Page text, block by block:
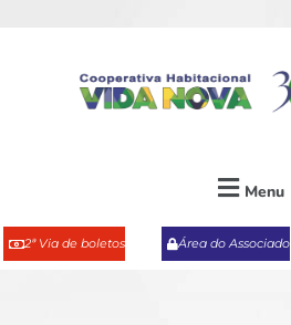
Menu
2ª Via de boletos Área do Associado